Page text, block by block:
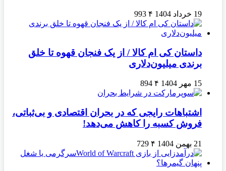
19 خرداد 1404 ۴ 993
داستان کی ام کالا / از یک فنجان قهوه تا خلق
برندی میلیون‌دلاری
15 مهر 1404 ۴ 894
اشتباهات رایجی که در بحران اقتصادی و بی‌ثباتی،
فروش کسبه را کاهش می‌دهد!
21 بهمن 1404 ۴ 729